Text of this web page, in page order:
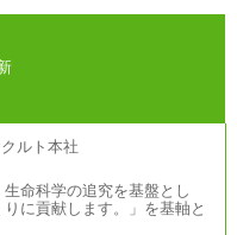
させていただきます（上
り）
の場合勤務地は本社のみと
円
円
命科学の追究を基盤とし
に貢献します。」を基軸と